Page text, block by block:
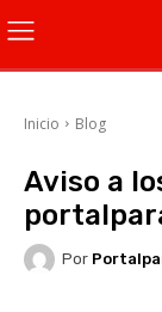
Inicio Blog
Aviso a
Por